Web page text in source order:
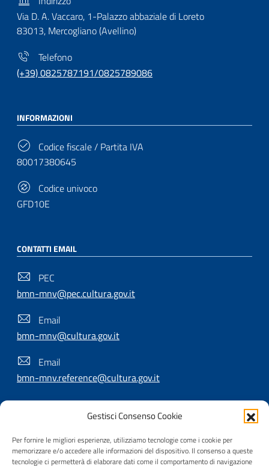
Gestisci Consenso Cookie
Per fornire le migliori esperienze, utilizziamo tecnologie come i cookie per
memorizzare e/o accedere alle informazioni del dispositivo. Il consenso a queste
tecnologie ci permetterà di elaborare dati come il comportamento di navigazione
Via D. A. Vaccaro, 1-Palazzo abbaziale di Loreto
83013, Mercogliano (Avellino)
Telefono
(+39) 0825787191/0825789086
INFORMAZIONI
Codice fiscale / Partita IVA
80017380645
Codice univoco
GFD10E
CONTATTI EMAIL
PEC
bmn-mnv@pec.cultura.gov.it
Email
bmn-mnv@cultura.gov.it
Email
bmn-mnv.reference@cultura.gov.it